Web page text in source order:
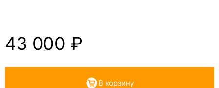
43 000 ₽
В корзину